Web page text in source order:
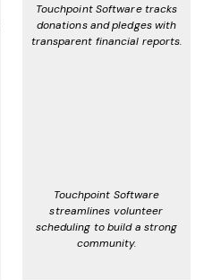
Touchpoint Software tracks
donations and pledges with
transparent financial reports.
Touchpoint Software
streamlines volunteer
scheduling to build a strong
community.